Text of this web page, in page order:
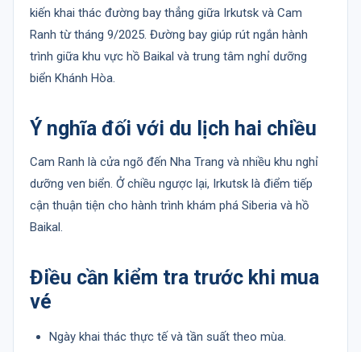
kiến khai thác đường bay thẳng giữa Irkutsk và Cam
Ranh từ tháng 9/2025. Đường bay giúp rút ngắn hành
trình giữa khu vực hồ Baikal và trung tâm nghỉ dưỡng
biển Khánh Hòa.
Ý nghĩa đối với du lịch hai chiều
Cam Ranh là cửa ngõ đến Nha Trang và nhiều khu nghỉ
dưỡng ven biển. Ở chiều ngược lại, Irkutsk là điểm tiếp
cận thuận tiện cho hành trình khám phá Siberia và hồ
Baikal.
Điều cần kiểm tra trước khi mua
vé
Ngày khai thác thực tế và tần suất theo mùa.